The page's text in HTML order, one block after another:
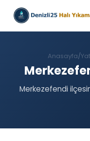
Anasayfa
Merkezefendi